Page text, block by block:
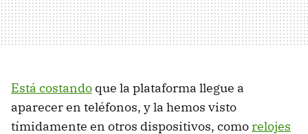
Está costando que la plataforma llegue a
aparecer en teléfonos, y la hemos visto
tímidamente en otros dispositivos, comorelojes